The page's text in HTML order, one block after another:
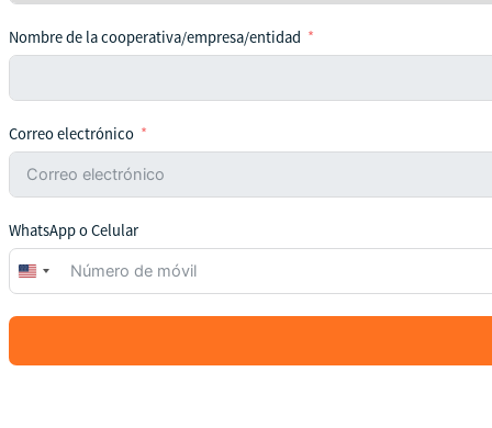
Nombre de la cooperativa/empresa/entidad
Correo electrónico
WhatsApp o Celular
United
States
+1